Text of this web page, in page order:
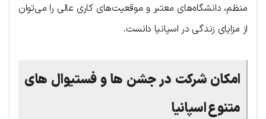
منظم، دانشگاه‌های معتبر و موقعیت‌های کاری عالی را می‌توان
از مزایای زندگی در اسپانیا دانست.
امکان شرکت در جشن ها و فستیوال های
متنوع اسپانیا